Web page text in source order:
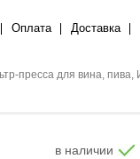
Оплата Доставка
пресса для вина, пива,
в наличии